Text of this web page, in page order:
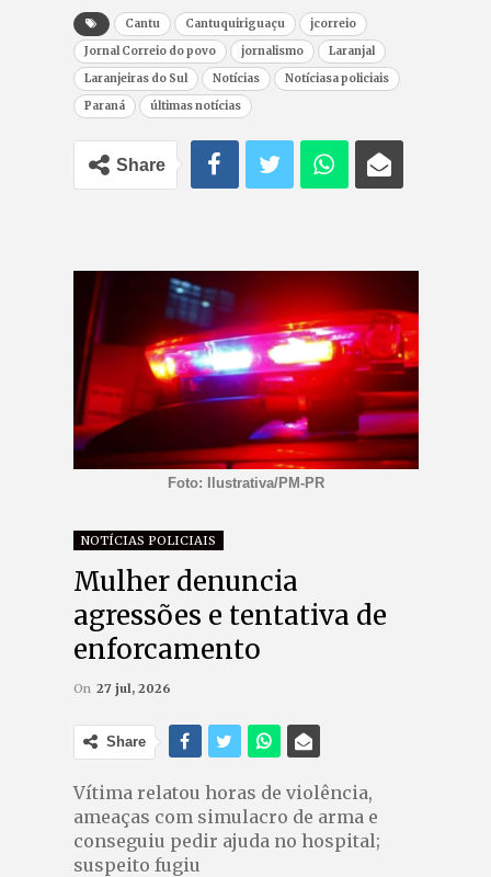
Cantu Cantuquiriguaçu
jcorreio
Jornal Correio do povo
jornalismo
Laranjal
Laranjeiras do Sul
Notícias
Notíciasa policiais
Paraná
últimas notícias
Share
Foto: Ilustrativa/PM-PR
NOTÍCIAS POLICIAIS
Mulher denuncia
agressões e tentativa de
enforcamento
On 27 jul, 2026
Share
Vítima relatou horas de violência,
ameaças com simulacro de arma e
conseguiu pedir ajuda no hospital;
suspeito fugiu